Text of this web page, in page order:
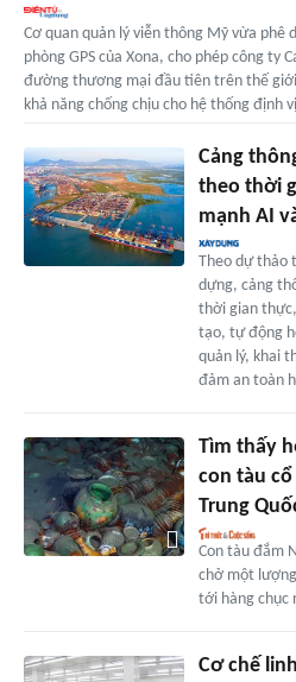
Cơ quan quản lý viễn thông Mỹ vừa phê
phòng GPS của Xona, cho phép công ty
đường thương mại đầu tiên trên thế giới
khả năng chống chịu cho hệ thống định
Cảng
theo thời
mạnh AI
Theo dự thảo
dựng, cảng
thời gian
tạo, tự động
quản lý, khai
đảm an toàn
Tìm thấy
con tàu
Trung
Con tàu đắm
chở một
tới hàng chục
Cơ chế